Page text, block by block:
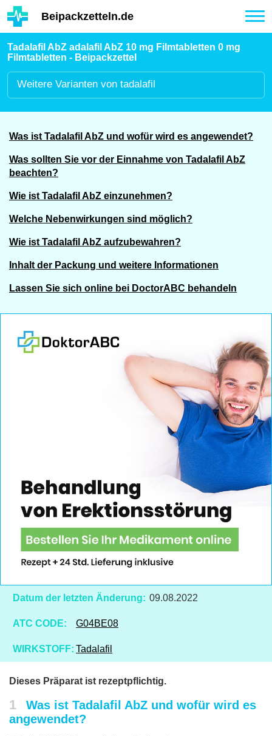
Hauptinhalt
Beipackzetteln.de
Tadalafil AbZ adalafil AbZ 10 mg Filmtabletten 0 mg
Filmtabletten - Beipackzettel
Weitere Varianten von tadalafil
Was ist Tadalafil AbZ und wofür wird es angewendet?
Was sollten Sie vor der Einnahme von Tadalafil AbZ
beachten?
Wie ist Tadalafil AbZ einzunehmen?
Welche Nebenwirkungen sind möglich?
Wie ist Tadalafil AbZ aufzubewahren?
Inhalt der Packung und weitere Informationen
Lassen Sie sich online bei DoctorABC behandeln
Datum der letzten Änderung: 09.08.2022
ATC CODE: G04BE08
WIRKSTOFF: Tadalafil
Dieses Präparat ist rezeptpflichtig.
1
Was ist Tadalafil AbZ und wofür wird es
angewendet?